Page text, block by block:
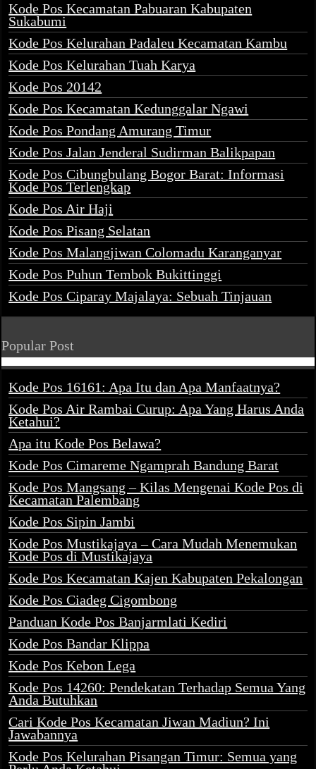
Kode Pos Kecamatan Pabuaran Kabupaten
Sukabumi
Kode Pos Kelurahan Padaleu Kecamatan Kambu
Kode Pos Kelurahan Tuah Karya
Kode Pos 20142
Kode Pos Kecamatan Kedunggalar Ngawi
Kode Pos Pondang Amurang Timur
Kode Pos Jalan Jenderal Sudirman Balikpapan
Kode Pos Cibungbulang Bogor Barat: Informasi
Kode Pos Terlengkap
Kode Pos Air Haji
Kode Pos Pisang Selatan
Kode Pos Malangjiwan Colomadu Karanganyar
Kode Pos Puhun Tembok Bukittinggi
Kode Pos Ciparay Majalaya: Sebuah Tinjauan
Popular Post
Kode Pos 16161: Apa Itu dan Apa Manfaatnya?
Kode Pos Air Rambai Curup: Apa Yang Harus Anda
Ketahui?
Apa itu Kode Pos Belawa?
Kode Pos Cimareme Ngamprah Bandung Barat
Kode Pos Mangsang – Kilas Mengenai Kode Pos di
Kecamatan Palembang
Kode Pos Sipin Jambi
Kode Pos Mustikajaya – Cara Mudah Menemukan
Kode Pos di Mustikajaya
Kode Pos Kecamatan Kajen Kabupaten Pekalongan
Kode Pos Ciadeg Cigombong
Panduan Kode Pos Banjarmlati Kediri
Kode Pos Bandar Klippa
Kode Pos Kebon Lega
Kode Pos 14260: Pendekatan Terhadap Semua Yang
Anda Butuhkan
Cari Kode Pos Kecamatan Jiwan Madiun? Ini
Jawabannya
Kode Pos Kelurahan Pisangan Timur: Semua yang